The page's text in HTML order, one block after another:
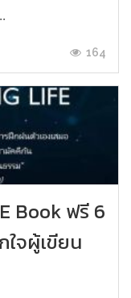
164
Book ฟรี 6
จผู้เขียน